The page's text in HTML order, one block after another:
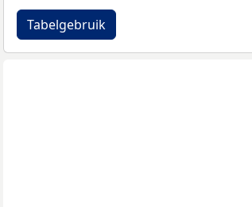
Tabelgebruik